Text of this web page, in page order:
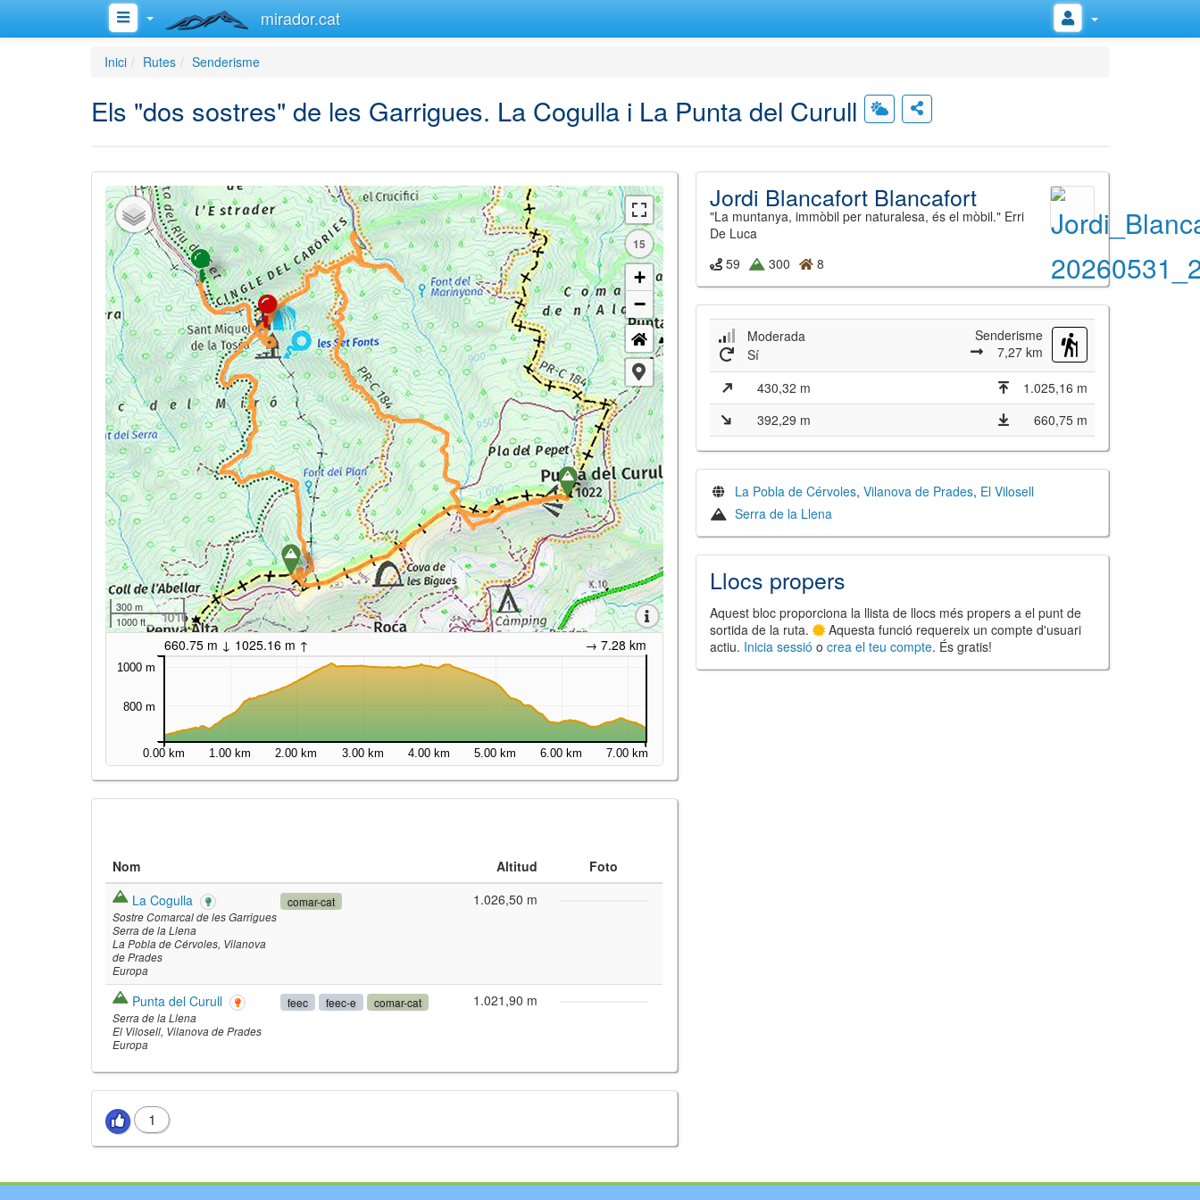
mirador.cat
Inici Rutes Senderisme
Els "dos sostres" de les Garrigues. La Cogulla i La Punta del Curull
15
+
−
300 m
1000 ft
660.75 m ↓ 1025.16 m ↑ → 7.28 km
0.00 km 1.00 km 2.00 km 3.00 km 4.00 km 5.00 km 6.00 km 7.00 km
800 m
1000 m
Nom Altitud
Foto
La Cogulla
Sostre Comarcal de les Garrigues
Serra de la Llena
La Pobla de Cérvoles Vilanova
de Prades
Europa
comar-cat 1.026,50 m
Punta del Curull
Serra de la Llena
El Vilosell Vilanova de Prades
Europa
feec feec-e comar-cat 1.021,90 m
1
Jordi Blancafort Blancafort
"La muntanya, immòbil per naturalesa, és el mòbil." Erri
De Luca
59
300 8
Moderada
Senderisme
7,27 km
Sí
430,32 m
1.025,16 m
392,29 m
660,75 m
La Pobla de Cérvoles, Vilanova de Prades, El Vilosell
Serra de la Llena
Llocs propers
Aquest bloc proporciona la llista de llocs més propers a el punt de
sortida de la ruta.
Aquesta funció requereix un compte d'usuari
actiu. Inicia sessió o crea el teu compte. És gratis!